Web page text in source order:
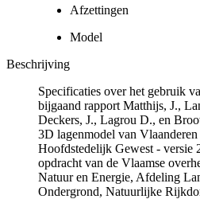
Afzettingen
Model
Beschrijving
Specificaties over het gebruik
bijgaand rapport Matthijs, J.,
Deckers, J., Lagrou D., en
3D lagenmodel van Vlaanderen
Hoofdstedelijk Gewest - versie
opdracht van de Vlaamse
Natuur en Energie, Afdeling
Ondergrond, Natuurlijke